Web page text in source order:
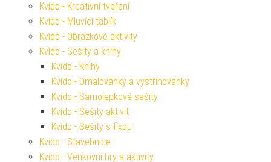
Kvído - Kreativní tvoření
Kvído - Mluvící tablík
Kvído - Obrázkové aktivity
Kvído - Sešity a knihy
Kvído - Knihy
Kvído - Omalovánky a vystřihovánky
Kvído - Samolepkové sešity
Kvído - Sešity aktivit
Kvído - Sešity s fixou
Kvído - Stavebnice
Kvído - Venkovní hry a aktivity